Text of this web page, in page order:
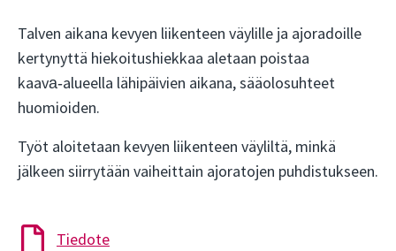
Talven aikana kevyen liikenteen väylille ja ajoradoille
kertynyttä hiekoitushiekkaa aletaan poistaa
kaava‑alueella lähipäivien aikana, sääolosuhteet
huomioiden.
Työt aloitetaan kevyen liikenteen väyliltä, minkä
jälkeen siirrytään vaiheittain ajoratojen puhdistukseen.
Tiedote